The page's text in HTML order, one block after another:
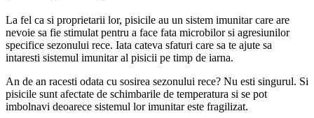
La fel ca si proprietarii lor, pisicile au un sistem imunitar care are
nevoie sa fie stimulat pentru a face fata microbilor si agresiunilor
specifice sezonului rece. Iata cateva sfaturi care sa te ajute sa
intaresti sistemul imunitar al pisicii pe timp de iarna.
An de an racesti odata cu sosirea sezonului rece? Nu esti singurul. Si
pisicile sunt afectate de schimbarile de temperatura si se pot
imbolnavi deoarece sistemul lor imunitar este fragilizat.